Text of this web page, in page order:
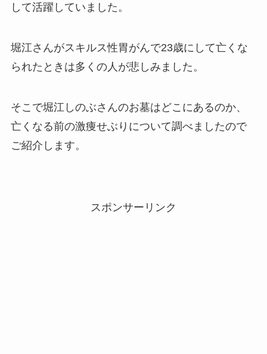
して活躍していました。
堀江さんがスキルス性胃がんで23歳にして亡くな
られたときは多くの人が悲しみました。
そこで堀江しのぶさんのお墓はどこにあるのか、
亡くなる前の激痩せぶりについて調べましたので
ご紹介します。
スポンサーリンク